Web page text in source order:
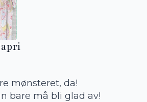
mønsteret, da!
bare må bli glad av!